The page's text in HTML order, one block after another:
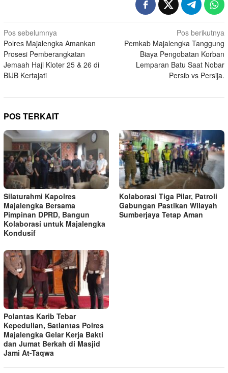
Navigasi
pos
Pos sebelumnya
Polres Majalengka Amankan
Prosesi Pemberangkatan
Jemaah Haji Kloter 25 & 26 di
BIJB Kertajati
Pos berikutnya
Pemkab Majalengka Tanggung
Biaya Pengobatan Korban
Lemparan Batu Saat Nobar
Persib vs Persija.
POS TERKAIT
Silaturahmi Kapolres
Majalengka Bersama
Pimpinan DPRD, Bangun
Kolaborasi untuk Majalengka
Kondusif
Kolaborasi Tiga Pilar, Patroli
Gabungan Pastikan Wilayah
Sumberjaya Tetap Aman
Polantas Karib Tebar
Kepedulian, Satlantas Polres
Majalengka Gelar Kerja Bakti
dan Jumat Berkah di Masjid
Jami At-Taqwa